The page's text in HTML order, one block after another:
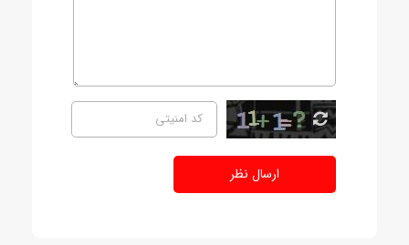
ارسال نظر